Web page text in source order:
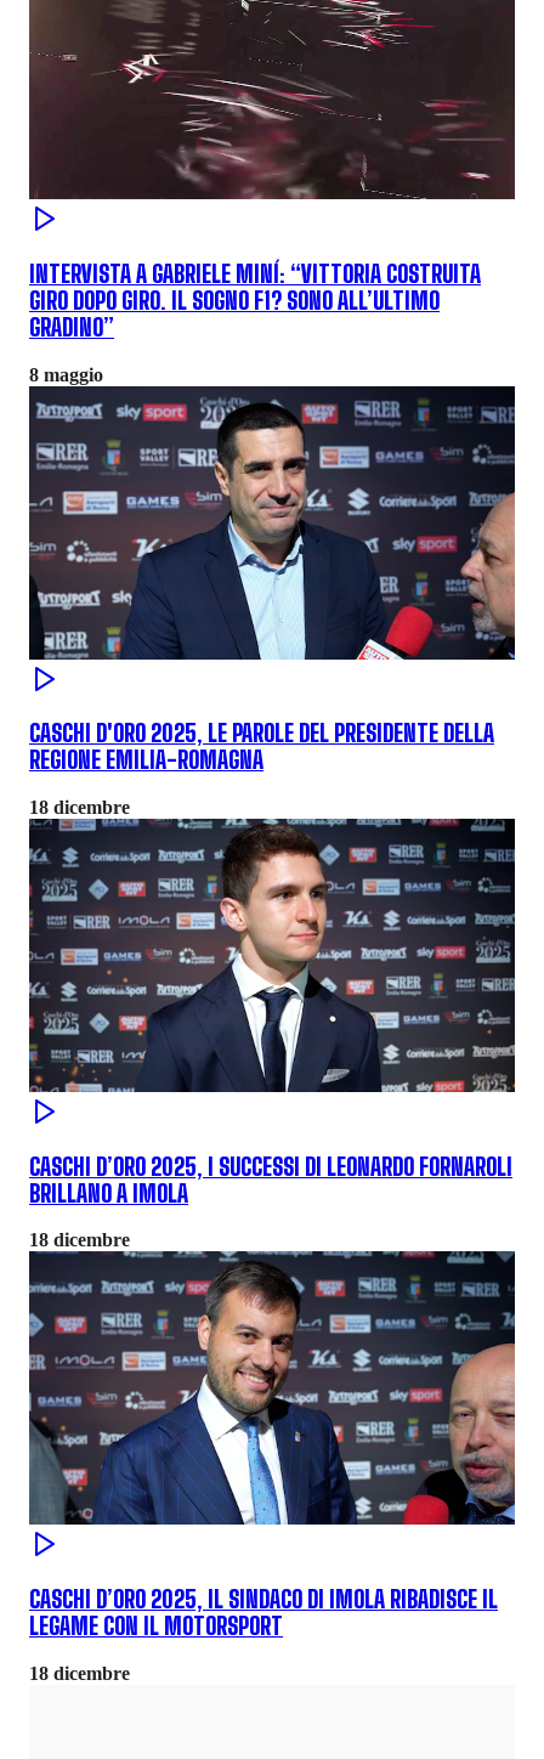
INTERVISTA A GABRIELE MINÍ: “VITTORIA COSTRUITA
GIRO DOPO GIRO. IL SOGNO F1? SONO ALL’ULTIMO
GRADINO”
8 maggio
CASCHI D'ORO 2025, LE PAROLE DEL PRESIDENTE DELLA
REGIONE EMILIA-ROMAGNA
18 dicembre
CASCHI D’ORO 2025, I SUCCESSI DI LEONARDO FORNAROLI
BRILLANO A IMOLA
18 dicembre
CASCHI D’ORO 2025, IL SINDACO DI IMOLA RIBADISCE IL
LEGAME CON IL MOTORSPORT
18 dicembre